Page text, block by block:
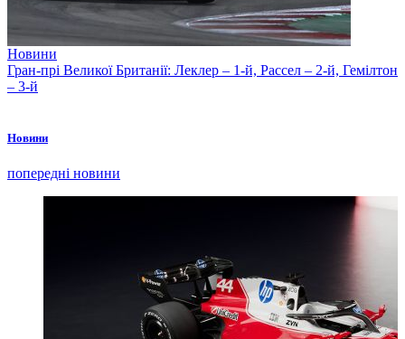
Новини
Гран-прі Великої Британії: Леклер – 1-й, Рассел – 2-й, Гемілтон
– 3-й
Новини
попередні новини